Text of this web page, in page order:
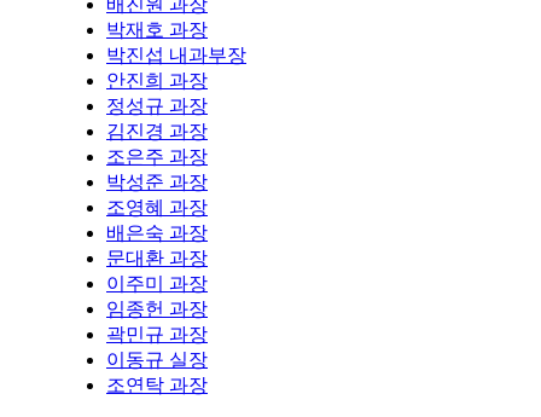
배진원 과장
박재호 과장
박진섭 내과부장
안진희 과장
정성규 과장
김진경 과장
조은주 과장
박성준 과장
조영혜 과장
배은숙 과장
문대환 과장
이주미 과장
임종헌 과장
곽민규 과장
이동규 실장
조연탁 과장